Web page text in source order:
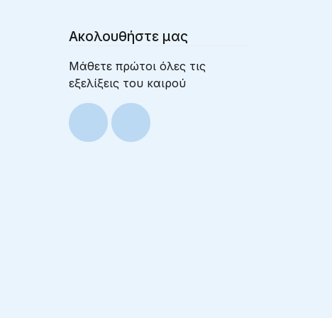
Ακολουθήστε μας
Μάθετε πρώτοι όλες τις
εξελίξεις του καιρού